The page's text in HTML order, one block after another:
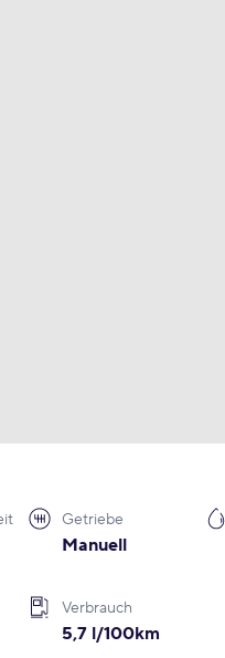
Getriebe
Manuell
Verbrauch
5,7 l/100km